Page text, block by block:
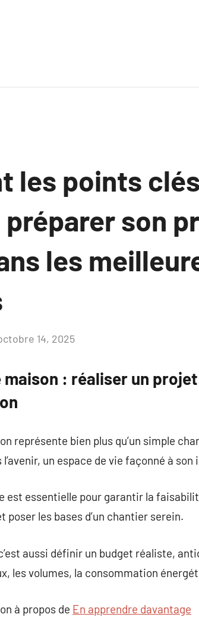
les points
préparer son
les
14, 2025
: réaliser un
représente bien plus qu’un simple
un espace de vie façonné à son
est essentielle pour garantir la
poser les bases d’un chantier serein.
aussi définir un budget réaliste,
les volumes, la consommation
à propos de En apprendre davantage